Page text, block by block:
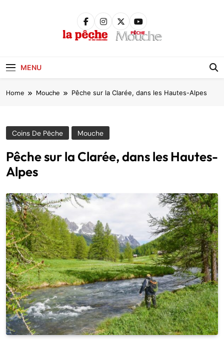
MENU
Home Mouche Pêche sur la Clarée, dans les Hautes-Alpes
Coins De Pêche Mouche
Pêche sur la Clarée, dans les Hautes-
Alpes